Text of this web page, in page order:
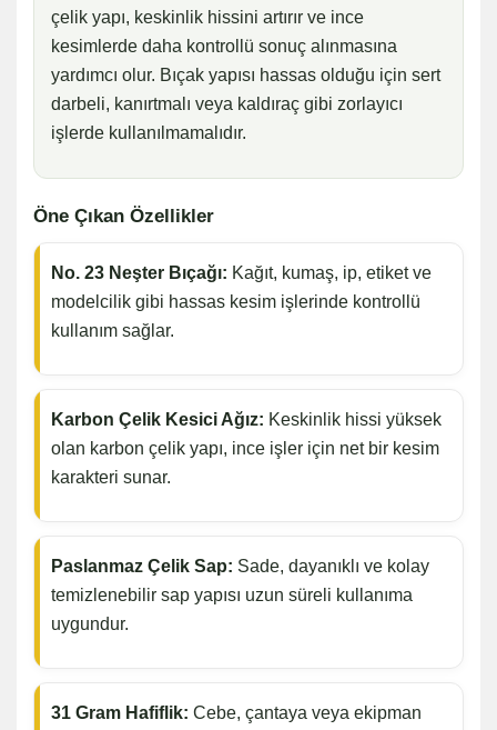
çelik yapı, keskinlik hissini artırır ve ince
kesimlerde daha kontrollü sonuç alınmasına
yardımcı olur. Bıçak yapısı hassas olduğu için sert
darbeli, kanırtmalı veya kaldıraç gibi zorlayıcı
işlerde kullanılmamalıdır.
Öne Çıkan Özellikler
No. 23 Neşter Bıçağı: Kağıt, kumaş, ip, etiket ve
modelcilik gibi hassas kesim işlerinde kontrollü
kullanım sağlar.
Karbon Çelik Kesici Ağız: Keskinlik hissi yüksek
olan karbon çelik yapı, ince işler için net bir kesim
karakteri sunar.
Paslanmaz Çelik Sap: Sade, dayanıklı ve kolay
temizlenebilir sap yapısı uzun süreli kullanıma
uygundur.
31 Gram Hafiflik: Cebe, çantaya veya ekipman